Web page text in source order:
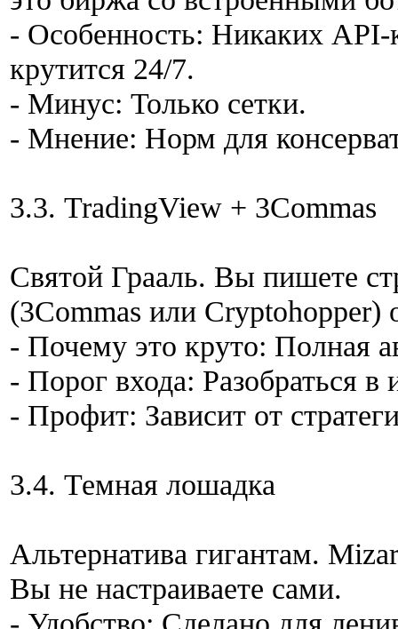
- Особенность: Никаких
крутится 24/7.
- Минус: Только сетки.
- Мнение: Норм для
3.3. TradingView + 3Commas
Святой Грааль. Вы пишете
(3Commas или Cryptohopper)
- Почему это круто: Полная
- Порог входа: Разобраться в
- Профит: Зависит от
3.4. Темная лошадка
Альтернатива гигантам.
Вы не настраиваете сами.